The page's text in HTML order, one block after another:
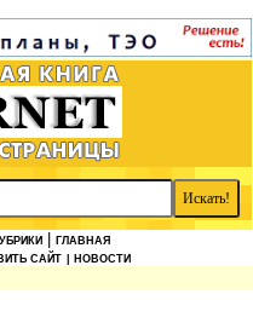
ГЛАВНАЯ
САЙТ | НОВОСТИ